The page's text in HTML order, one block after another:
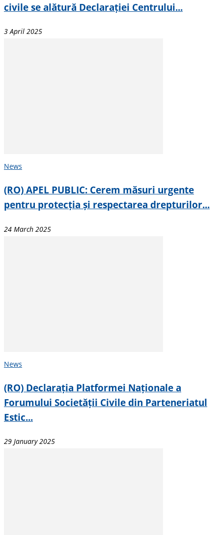
civile se alătură Declarației Centrului...
3 April 2025
News
(RO) APEL PUBLIC: Cerem măsuri urgente
pentru protecția și respectarea drepturilor...
24 March 2025
News
(RO) Declarația Platformei Naționale a
Forumului Societății Civile din Parteneriatul
Estic...
29 January 2025